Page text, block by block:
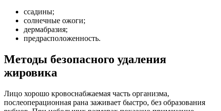
ссадины;
солнечные ожоги;
дермабразия;
предрасположенность.
Методы безопасного удаления
жировика
Лицо хорошо кровоснабжаемая часть организма,
послеоперационная рана заживает быстро, без образования